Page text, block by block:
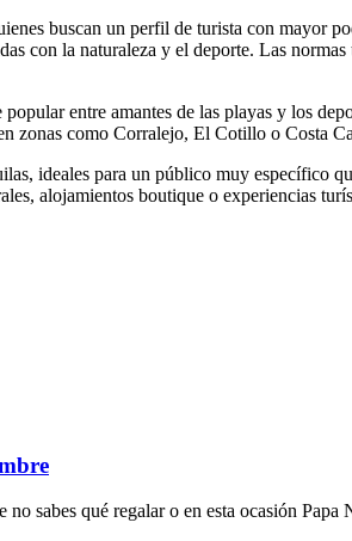
buscan un perfil de turista con mayor
con la naturaleza y el deporte. Las
entre amantes de las playas y los
zonas como Corralejo, El Cotillo o Costa
ideales para un público muy específico
alojamientos boutique o experiencias
sabes qué regalar o en esta ocasión